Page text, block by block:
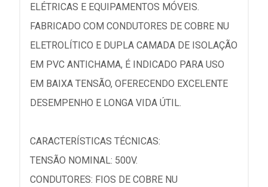
ELÉTRICAS E EQUIPAMENTOS MÓVEIS.
FABRICADO COM CONDUTORES DE COBRE NU
ELETROLÍTICO E DUPLA CAMADA DE ISOLAÇÃO
EM PVC ANTICHAMA, É INDICADO PARA USO
EM BAIXA TENSÃO, OFERECENDO EXCELENTE
DESEMPENHO E LONGA VIDA ÚTIL.
CARACTERÍSTICAS TÉCNICAS:
TENSÃO NOMINAL: 500V.
CONDUTORES: FIOS DE COBRE NU